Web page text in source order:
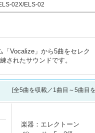
02X/ELS-02
Vocalize」から5曲をセレク
されたサウンドです。
[全5曲を収載／1曲目～5曲目
楽器：エレクトーン